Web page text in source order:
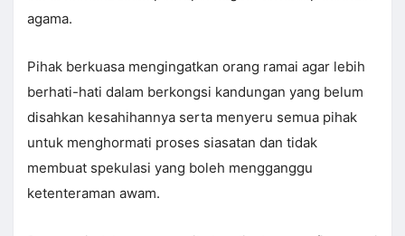
agama.
Pihak berkuasa mengingatkan orang ramai agar lebih
berhati-hati dalam berkongsi kandungan yang belum
disahkan kesahihannya serta menyeru semua pihak
untuk menghormati proses siasatan dan tidak
membuat spekulasi yang boleh mengganggu
ketenteraman awam.